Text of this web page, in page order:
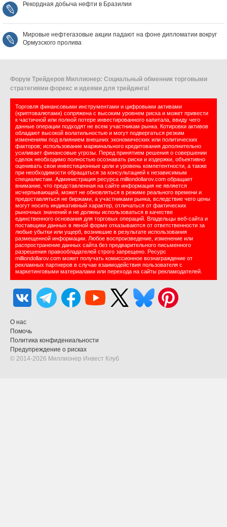
Рекордная добыча нефти в Бразилии
Мировые нефтегазовые акции падают на фоне дипломатии вокруг
Ормузского пролива
Форум Трейдеров Миллионер: Социальный обменник торговыми
стратегиями форекс и идеями для трейдинга!
Торговля финансовыми инструментами и цифровыми активами
(криптовалютами) сопряжена с высоким уровнем риска и может привести
к частичной или полной потере инвестированного капитала, ввиду чего
данные операции подходят не всем участникам рынка. Котировки активов
обладают высокой волатильностью и могут подвергаться резким
изменениям под влиянием внешних экономических или политических
факторов; использование маржинального кредитования дополнительно
усиливает финансовые угрозы. Перед принятием решения о совершении
сделок необходимо полностью осознавать риски и издержки, объективно
оценивать свои инвестиционные цели и уровень компетентности, а также
при необходимости обращаться за консультацией к независимым
специалистам. Администрация ресурса milliondollarov.com обращает
внимание, что представленная на сайте информация не является
исчерпывающей, может не обновляться в режиме реального времени и
предоставляться не биржами, а участниками рынка, вследствие чего цены
могут носить индикативный характер, отличаться от фактических
рыночных значений и не должны использоваться в качестве
единственного основания для торговых операций. Владельцы веб-сайта и
поставщики данных в явной форме отказываются от ответственности за
любые убытки или ущерб, возникшие в результате использования
размещенной информации. Любое воспроизведение, изменение или
распространение данных сайта без предварительного письменного
разрешения правообладателей строго запрещено. Ресурс
milliondollarov.com может получать комиссионное вознаграждение от
рекламных партнеров в случае взаимодействия пользователя с
маркетинговыми материалами или перехода на сайты рекламодателей.
О нас
Помочь
Политика конфидениальности
Предупреждение о рисках
© 2014-2026 Миллионер Инвест Клуб